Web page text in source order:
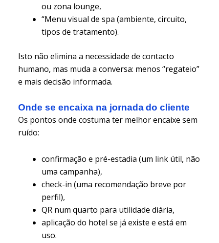
ou zona lounge,
“Menu visual de spa (ambiente, circuito,
tipos de tratamento).
Isto não elimina a necessidade de contacto
humano, mas muda a conversa: menos “regateio”
e mais decisão informada.
Onde se encaixa na jornada do cliente
Os pontos onde costuma ter melhor encaixe sem
ruído:
confirmação e pré-estadia (um link útil, não
uma campanha),
check-in (uma recomendação breve por
perfil),
QR num quarto para utilidade diária,
aplicação do hotel se já existe e está em
uso.